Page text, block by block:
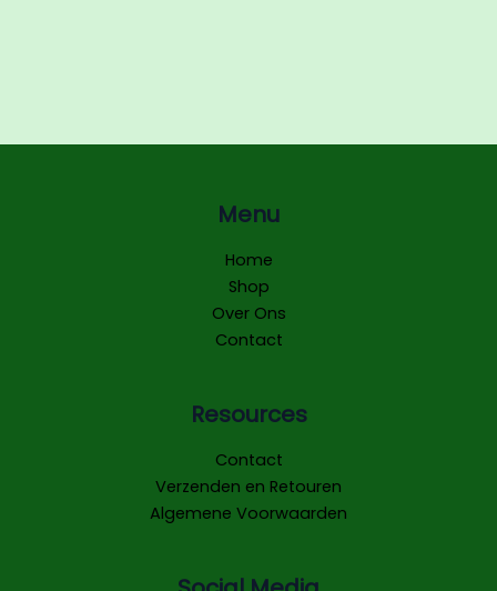
Menu
Home
Shop
Over Ons
Contact
Resources
Contact
Verzenden en Retouren
Algemene Voorwaarden